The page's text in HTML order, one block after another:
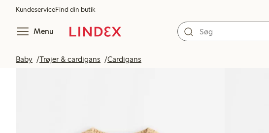
KundeserviceFind din butik
Menu
Baby Trøjer & cardigans Cardigans